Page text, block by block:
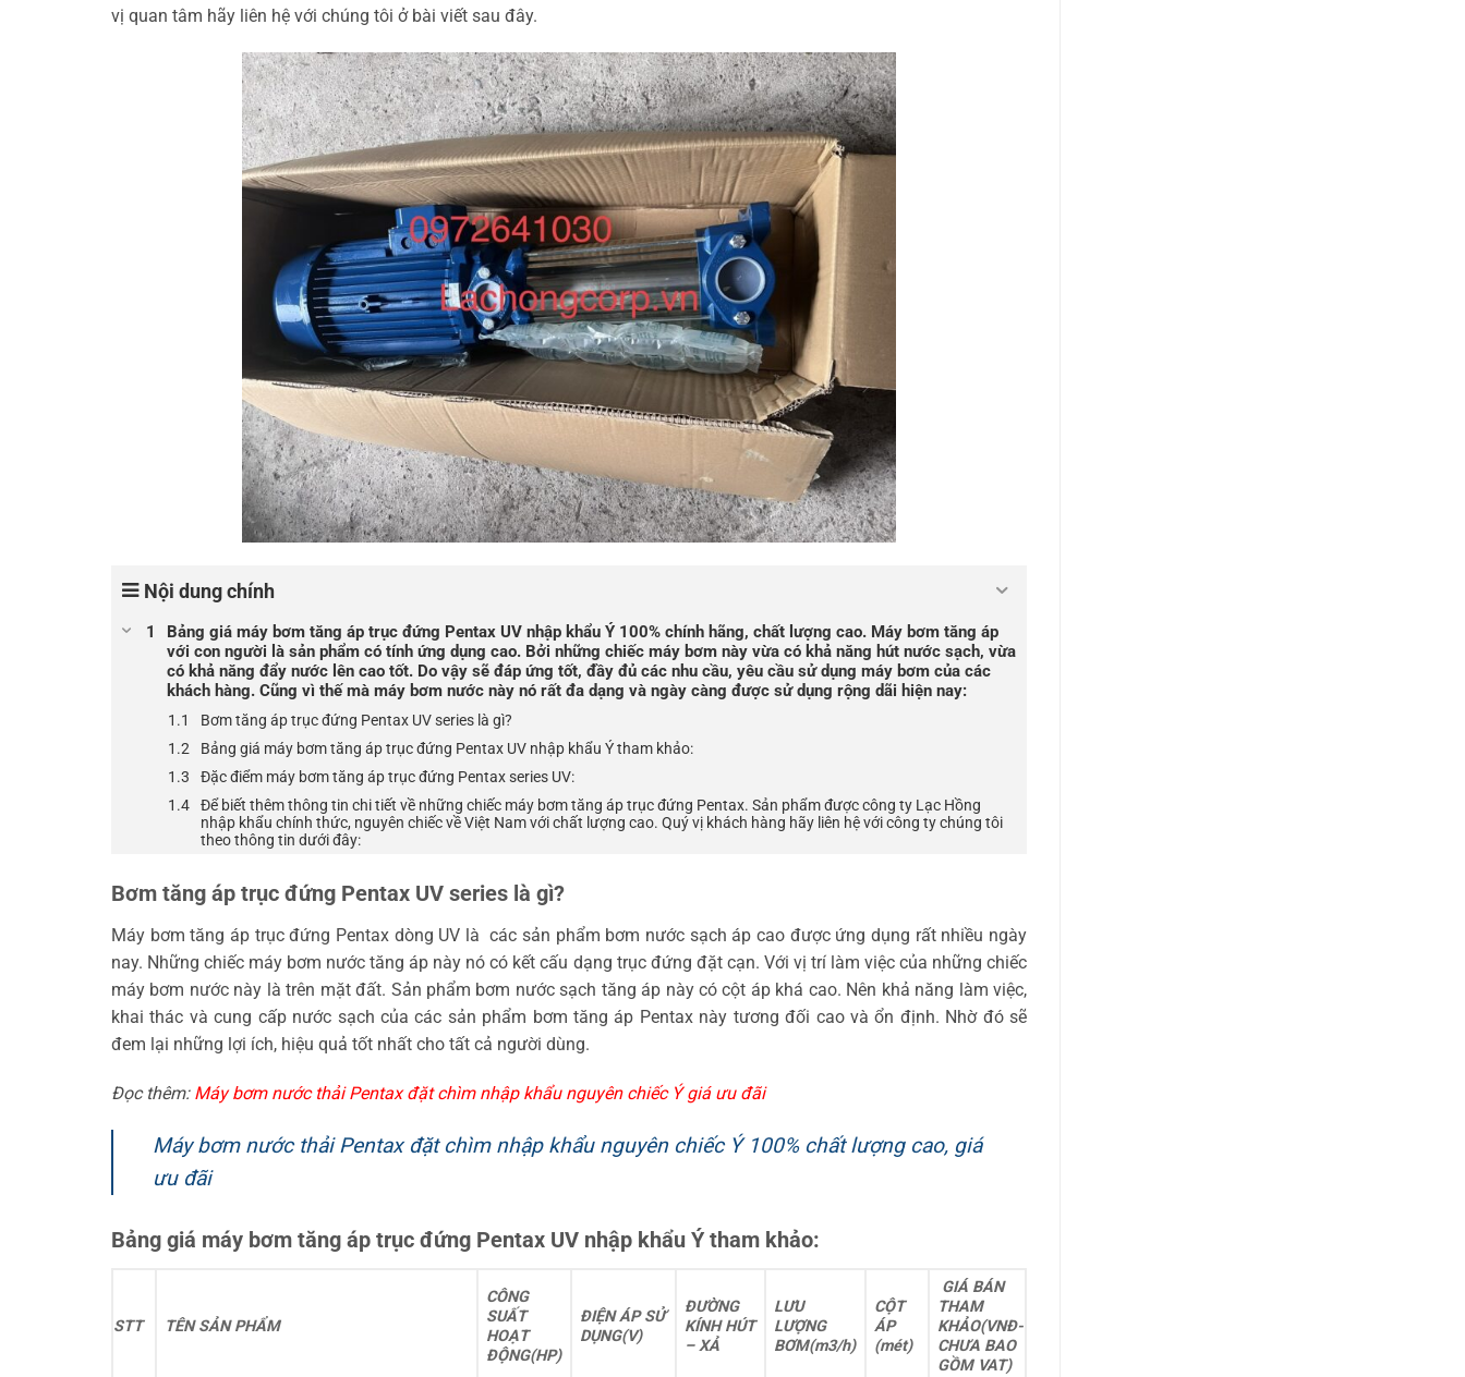
vị quan tâm hãy liên hệ với chúng tôi ở bài viết sau đây.
Nội dung chính
Bảng giá máy bơm tăng áp trục đứng Pentax UV nhập khẩu Ý 100% chính hãng, chất lượng cao. Máy bơm tăng áp
với con người là sản phẩm có tính ứng dụng cao. Bởi những chiếc máy bơm này vừa có khả năng hút nước sạch, vừa
có khả năng đẩy nước lên cao tốt. Do vậy sẽ đáp ứng tốt, đầy đủ các nhu cầu, yêu cầu sử dụng máy bơm của các
khách hàng. Cũng vì thế mà máy bơm nước này nó rất đa dạng và ngày càng được sử dụng rộng dãi hiện nay:
Bơm tăng áp trục đứng Pentax UV series là gì?
Bảng giá máy bơm tăng áp trục đứng Pentax UV nhập khẩu Ý tham khảo:
Đặc điểm máy bơm tăng áp trục đứng Pentax series UV:
Để biết thêm thông tin chi tiết về những chiếc máy bơm tăng áp trục đứng Pentax. Sản phẩm được công ty Lạc Hồng
nhập khẩu chính thức, nguyên chiếc về Việt Nam với chất lượng cao. Quý vị khách hàng hãy liên hệ với công ty chúng tôi
theo thông tin dưới đây:
Bơm tăng áp trục đứng Pentax UV series là gì?
Máy bơm tăng áp trục đứng Pentax dòng UV là các sản phẩm bơm nước sạch áp cao được ứng dụng rất nhiều ngày
nay. Những chiếc máy bơm nước tăng áp này nó có kết cấu dạng trục đứng đặt cạn. Với vị trí làm việc của những chiếc
máy bơm nước này là trên mặt đất. Sản phẩm bơm nước sạch tăng áp này có cột áp khá cao. Nên khả năng làm việc,
khai thác và cung cấp nước sạch của các sản phẩm bơm tăng áp Pentax này tương đối cao và ổn định. Nhờ đó sẽ
đem lại những lợi ích, hiệu quả tốt nhất cho tất cả người dùng.
Đọc thêm: Máy bơm nước thải Pentax đặt chìm nhập khẩu nguyên chiếc Ý giá ưu đãi
Máy bơm nước thải Pentax đặt chìm nhập khẩu nguyên chiếc Ý 100% chất lượng cao, giá
ưu đãi
Bảng giá máy bơm tăng áp trục đứng Pentax UV nhập khẩu Ý tham khảo:
STT TÊN SẢN PHẨM
CÔNG
SUẤT
HOẠT
ĐỘNG(HP)
ĐIỆN ÁP SỬ
DỤNG(V)
ĐƯỜNG
KÍNH HÚT
– XẢ
LƯU
LƯỢNG
BƠM(m3/h)
CỘT
ÁP
(mét)
GIÁ BÁN
THAM
KHẢO(VNĐ-
CHƯA BAO
GỒM VAT)